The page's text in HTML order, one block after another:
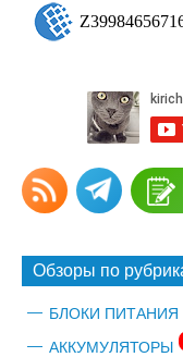
Обзоры по
БЛОКИ ПИТАНИЯ
АККУМУЛЯТОРЫ